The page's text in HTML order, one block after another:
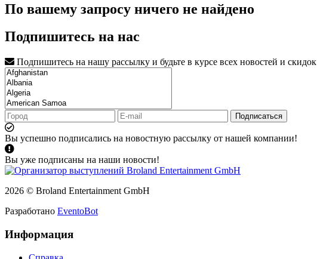
По вашему запросу ничего не найдено
Подпишитесь на нас
Подпишитесь на нашу рассылку и будьте в курсе всех новостей и скидок
Подписаться
Вы успешно подписались на новостную рассылку от нашей компании!
Вы уже подписаны на наши новости!
2026 © Broland Entertainment GmbH
Разработано EventoBot
Информация